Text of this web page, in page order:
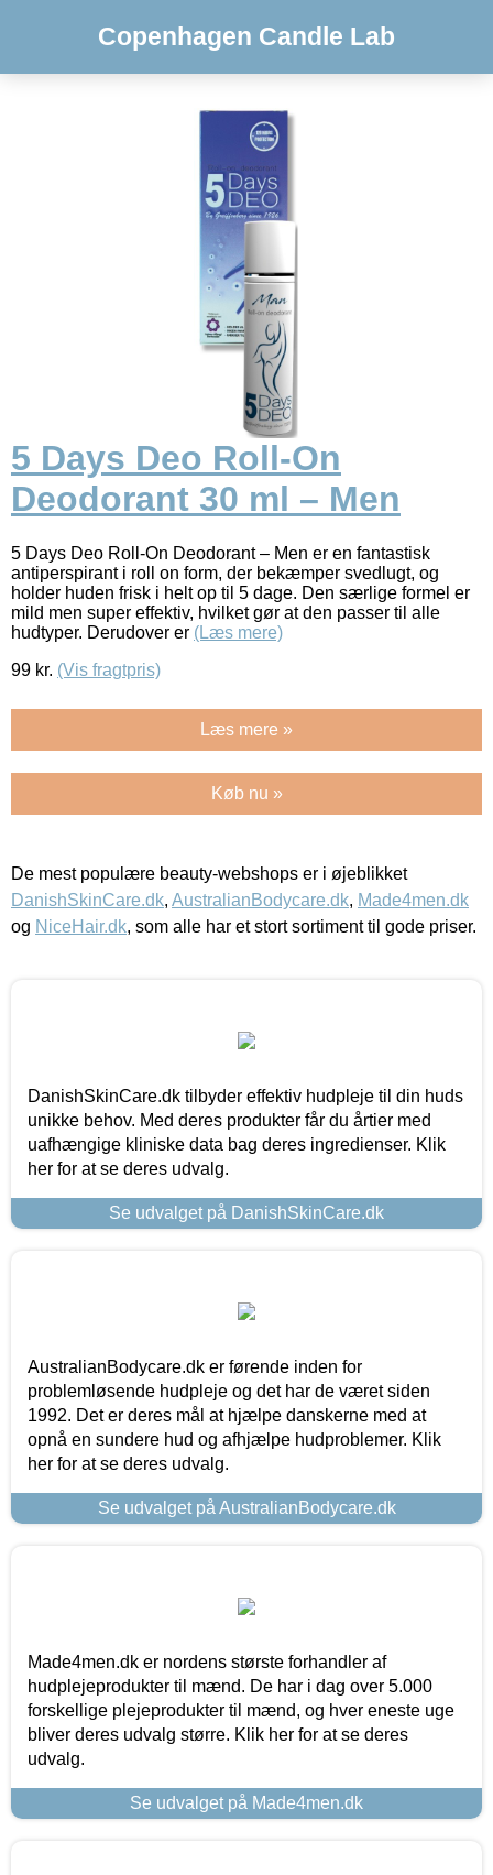
Copenhagen Candle Lab
5 Days Deo Roll-On
Deodorant 30 ml – Men
5 Days Deo Roll-On Deodorant – Men er en fantastisk
antiperspirant i roll on form, der bekæmper svedlugt, og
holder huden frisk i helt op til 5 dage. Den særlige formel er
mild men super effektiv, hvilket gør at den passer til alle
hudtyper. Derudover er (Læs mere)
99 kr. (Vis fragtpris)
Læs mere »
Køb nu »
De mest populære beauty-webshops er i øjeblikket
DanishSkinCare.dk, AustralianBodycare.dk, Made4men.dk
og NiceHair.dk, som alle har et stort sortiment til gode priser.
DanishSkinCare.dk tilbyder effektiv hudpleje til din huds
unikke behov. Med deres produkter får du årtier med
uafhængige kliniske data bag deres ingredienser. Klik
her for at se deres udvalg.
Se udvalget på DanishSkinCare.dk
AustralianBodycare.dk er førende inden for
problemløsende hudpleje og det har de været siden
1992. Det er deres mål at hjælpe danskerne med at
opnå en sundere hud og afhjælpe hudproblemer. Klik
her for at se deres udvalg.
Se udvalget på AustralianBodycare.dk
Made4men.dk er nordens største forhandler af
hudplejeprodukter til mænd. De har i dag over 5.000
forskellige plejeprodukter til mænd, og hver eneste uge
bliver deres udvalg større. Klik her for at se deres
udvalg.
Se udvalget på Made4men.dk